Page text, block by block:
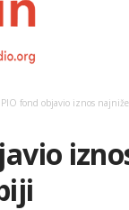
PIO fond objavio iznos